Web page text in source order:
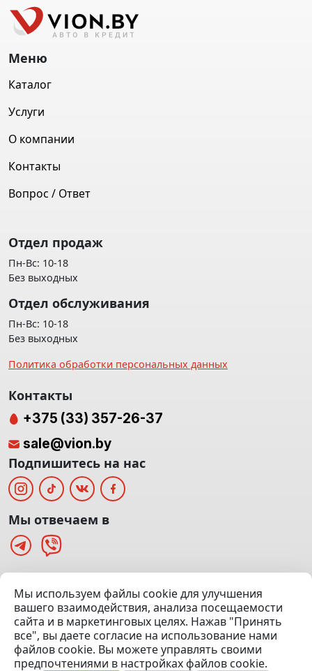
(Офис: 5 этаж | Осмотр авто: 5 этаж)
Посмотреть на карте
© 2020 — 2026 VION.BY — Продажа, выкуп и обмен | УНП
Меню
Каталог
Услуги
О компании
Контакты
Вопрос / Ответ
Отдел продаж
Пн-Вс: 10-18
Без выходных
Отдел обслуживания
Пн-Вс: 10-18
Без выходных
Политика обработки персональных данных
Мы используем файлы cookie для улучшения
вашего взаимодействия, анализа посещаемости
сайта и в маркетинговых целях. Нажав "Принять
все", вы даете согласие на использование нами
файлов cookie. Вы можете управлять своими
предпочтениями в настройках файлов cookie.
Контакты
+375 (33) 357-26-37
sale@vion.by
Подпишитесь на нас
Мы отвечаем в